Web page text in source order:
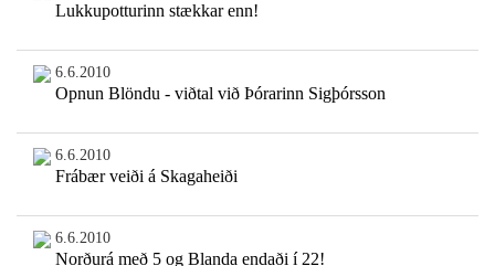
Lukkupotturinn stækkar enn!
6.6.2010
Opnun Blöndu - viðtal við Þórarinn Sigþórsson
6.6.2010
Frábær veiði á Skagaheiði
6.6.2010
Norðurá með 5 og Blanda endaði í 22!